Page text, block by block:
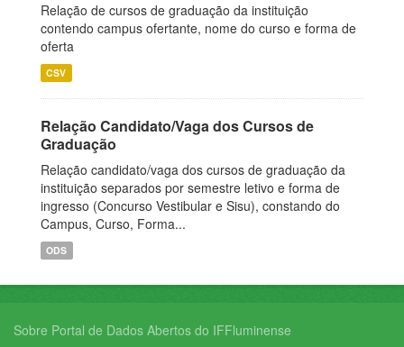
Relação de cursos de graduação da instituição
contendo campus ofertante, nome do curso e forma de
oferta
CSV
Relação Candidato/Vaga dos Cursos de
Graduação
Relação candidato/vaga dos cursos de graduação da
instituição separados por semestre letivo e forma de
ingresso (Concurso Vestibular e Sisu), constando do
Campus, Curso, Forma...
ODS
Sobre Portal de Dados Abertos do IFFluminense